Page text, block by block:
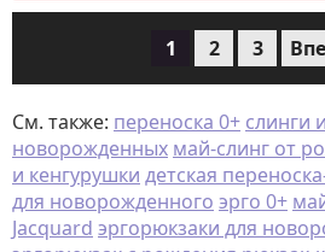
1 2 3
См. также: переноска 0+ слинги
новорожденных май-слинг от
и кенгурушки детская
для новорожденного эрго 0+
Jacquard эргорюкзаки для